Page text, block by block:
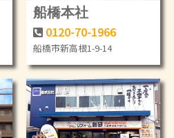
船橋本社
0120-70-1966
船橋市新高根1-9-14